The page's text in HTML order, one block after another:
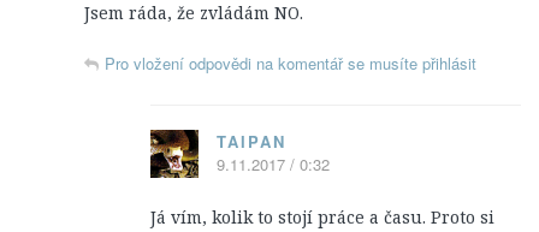
Lokace
Zajímavosti
Ocenění a nominace
Jsem ráda, že zvládám NO.
Pro vložení odpovědi na komentář se musíte přihlásit
TAIPAN
9.11.2017 / 0:32
Já vím, kolik to stojí práce a času. Proto si